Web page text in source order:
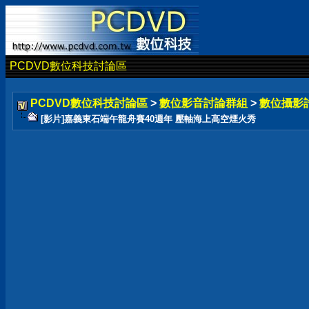
PCDVD數位科技討論區
PCDVD數位科技討論區 > 數位影音討論群組 > 數位攝影
[影片]嘉義東石端午龍舟賽40週年 壓軸海上高空煙火秀